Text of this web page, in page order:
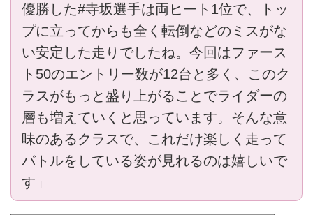
優勝した#寺坂選手は両ヒート1位で、トッ
プに立ってからも全く転倒などのミスがな
い安定した走りでしたね。今回はファース
ト50のエントリー数が12台と多く、このク
ラスがもっと盛り上がることでライダーの
層も増えていくと思っています。そんな意
味のあるクラスで、これだけ楽しく走って
バトルをしている姿が見れるのは嬉しいで
す」